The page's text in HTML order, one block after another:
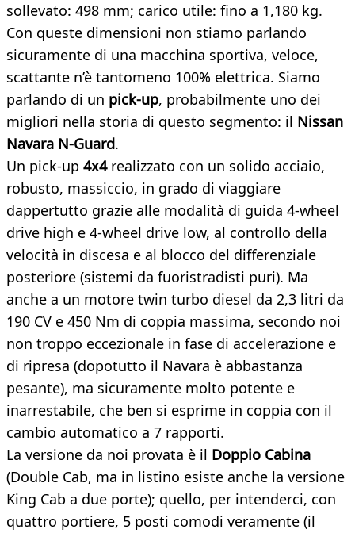
sollevato: 498 mm; carico utile: fino a 1,180 kg.
Con queste dimensioni non stiamo parlando
sicuramente di una macchina sportiva, veloce,
scattante n’è tantomeno 100% elettrica. Siamo
parlando di un pick-up, probabilmente uno dei
migliori nella storia di questo segmento: il Nissan
Navara N-Guard.
Un pick-up 4x4 realizzato con un solido acciaio,
robusto, massiccio, in grado di viaggiare
dappertutto grazie alle modalità di guida 4-wheel
drive high e 4-wheel drive low, al controllo della
velocità in discesa e al blocco del differenziale
posteriore (sistemi da fuoristradisti puri). Ma
anche a un motore twin turbo diesel da 2,3 litri da
190 CV e 450 Nm di coppia massima, secondo noi
non troppo eccezionale in fase di accelerazione e
di ripresa (dopotutto il Navara è abbastanza
pesante), ma sicuramente molto potente e
inarrestabile, che ben si esprime in coppia con il
cambio automatico a 7 rapporti.
La versione da noi provata è il Doppio Cabina
(Double Cab, ma in listino esiste anche la versione
King Cab a due porte); quello, per intenderci, con
quattro portiere, 5 posti comodi veramente (il